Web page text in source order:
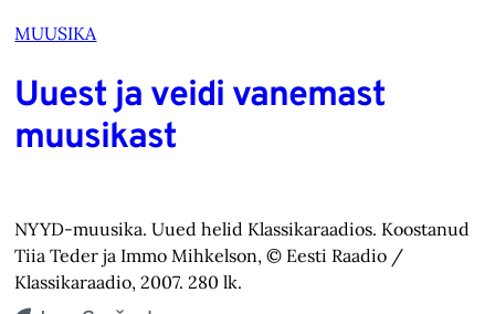
MUUSIKA
Uuest ja veidi vanemast
muusikast
NYYD-muusika. Uued helid Klassikaraadios. Koostanud
Tiia Teder ja Immo Mihkelson, © Eesti Raadio /
Klassikaraadio, 2007. 280 lk.